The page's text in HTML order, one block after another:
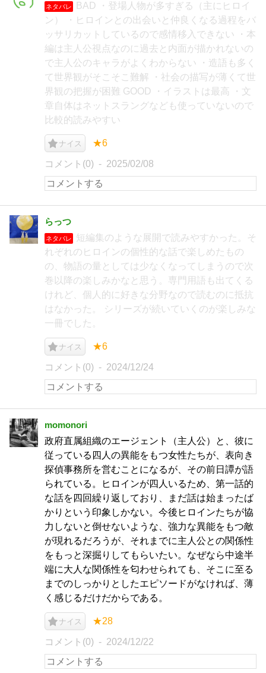
ネタバレ
BAD ・登場人物が多すぎる（主にヒロイ
ン） ・ヒロインとの出会いと仲良くなる過程をバ
ッサリカットしているので感情移入できない ・本
編は主人公視点なのに過去と内面が描かれないの
で主人公のキャラがよくわからない ・造語も多く
て世界観がそこそこ難解 ・社会の描写が薄くて世
界観の把握が困難 GOOD ・イラストは最高 ・文
章自体はネットスラングなども使っていないので
比較的読みやすい
ナイス ★6
コメント(0) 2025/02/08
らっつ
ネタバレ
短編集のような展開で読みやすかった。そ
れぞれのヒロインの個性的な話で楽しめたもの
の、物語の量としては少なくなってしまうので次
巻以降の楽しみかなと思う。専門用語も出てくる
けれど、個人的に好きな分野なので読むのに抵抗
はなかった。 シリーズが続いていくのが楽しみな
一冊でした。
ナイス ★6
コメント(0) 2024/12/24
momonori
政府直属組織のエージェント（主人公）と、彼に
従っている四人の異能をもつ女性たちが、表向き
探偵事務所を営むことになるが、その前日譚が語
られている。ヒロインが四人いるため、第一話的
な話を四回繰り返しており、まだ話は始まったば
かりという印象しかない。今後ヒロインたちが協
力しないと倒せないような、強力な異能をもつ敵
が現れるだろうが、それまでに主人公との関係性
をもっと深掘りしてもらいたい。なぜなら中途半
端に大人な関係性を匂わせられても、そこに至る
までのしっかりとしたエピソードがなければ、薄
く感じるだけだからである。
ナイス ★28
コメント(0) 2024/12/22